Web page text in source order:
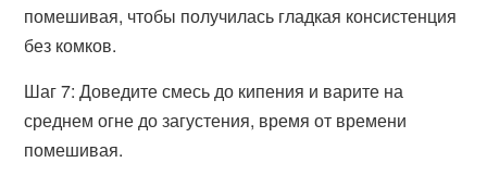
помешивая, чтобы получилась гладкая консистенция
без комков.
Шаг 7: Доведите смесь до кипения и варите на
среднем огне до загустения, время от времени
помешивая.